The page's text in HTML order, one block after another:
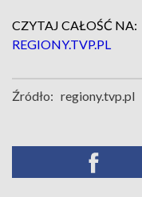
CZYTAJ CAŁOŚĆ NA:
REGIONY.TVP.PL
Źródło: regiony.tvp.pl